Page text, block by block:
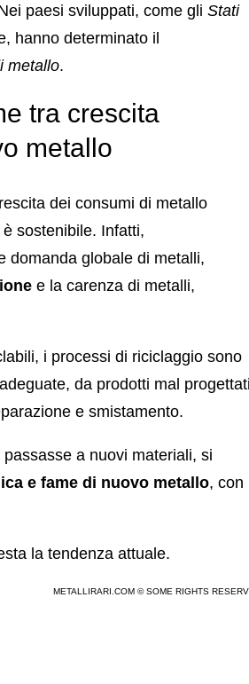
paesi sviluppati, come gli Stati
hanno determinato il
metallo.
tra crescita
metallo
dei consumi di metallo
sostenibile. Infatti,
domanda globale di metalli,
e la carenza di metalli,
i processi di riciclaggio sono
da prodotti mal progettati
e smistamento.
a nuovi materiali, si
e fame di nuovo metallo, con
la tendenza attuale.
METALLIRARI.COM © SOME RIGHTS